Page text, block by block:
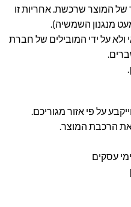
של המוצר שרכשת. אחריות זו
מנגנון השמשיה).
על ידי המובילים של חברת
.
את הרכבת המוצר.